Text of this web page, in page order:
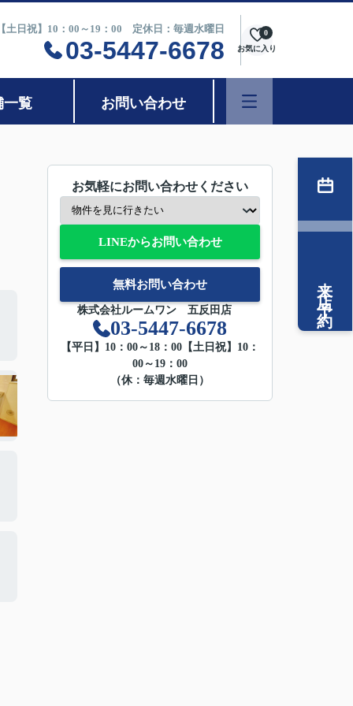
土日祝】10：00～19：00 定休日：毎週水曜日
03-5447-6678 お気に入り
0
一覧 お問い合わせ
お気軽にお問い合わせください
LINEからお問い合わせ
無料お問い合わせ
株式会社ルームワン 五反田店
03-5447-6678
【平日】10：00～18：00【土日祝】10：
00～19：00
（休：毎週水曜日）
来店予約